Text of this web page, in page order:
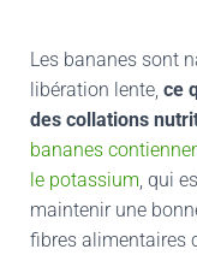
Les bananes sont
libération lente, ce
des collations
bananes
le potassium, qui
maintenir une
fibres alimentaires